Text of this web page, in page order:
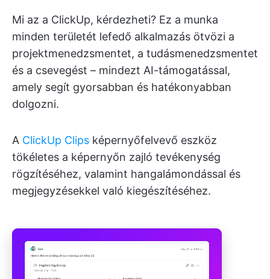
Mi az a ClickUp, kérdezheti? Ez a munka
minden területét lefedő alkalmazás ötvözi a
projektmenedzsmentet, a tudásmenedzsmentet
és a csevegést – mindezt AI-támogatással,
amely segít gyorsabban és hatékonyabban
dolgozni.
A ClickUp Clips képernyőfelvevő eszköz
tökéletes a képernyőn zajló tevékenység
rögzítéséhez, valamint hangalámondással és
megjegyzésekkel való kiegészítéséhez.